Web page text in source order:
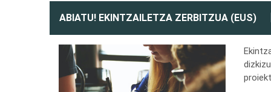
ABIATU! EKINTZAILETZA ZERBITZUA (EUS)